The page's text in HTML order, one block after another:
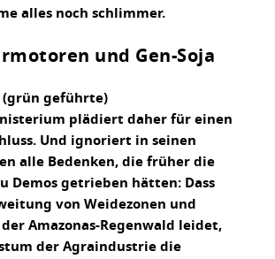
alles noch schlimmer.
und Gen-Soja
(grün geführte)
plädiert daher für einen
Und ignoriert in seinen
alle Bedenken, die früher die
Demos getrieben hätten: Dass
von Weidezonen und
der Amazonas-Regenwald leidet,
der Agraindustrie die